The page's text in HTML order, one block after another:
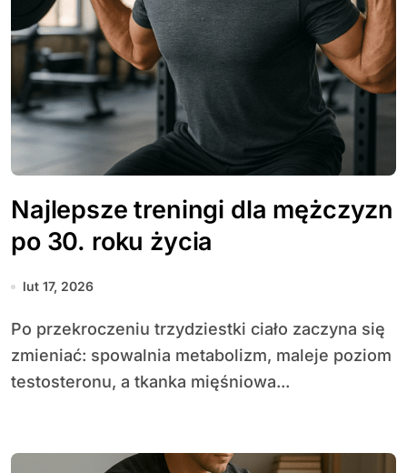
Najlepsze treningi dla mężczyzn
po 30. roku życia
lut 17, 2026
Po przekroczeniu trzydziestki ciało zaczyna się
zmieniać: spowalnia metabolizm, maleje poziom
testosteronu, a tkanka mięśniowa...